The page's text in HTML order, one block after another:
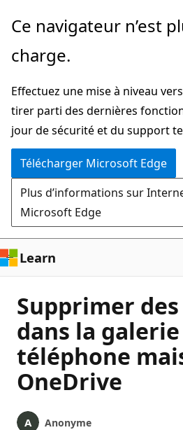
Passer
directement
au
principal
Ce navigateur n’est
charge.
Effectuez une mise à niveau
tirer parti des dernières
jour de sécurité et du support
Télécharger Microsoft Edge
Plus d’informations sur
Microsoft Edge
Learn
Supprimer
dans la
téléphone
OneDrive
Anonyme